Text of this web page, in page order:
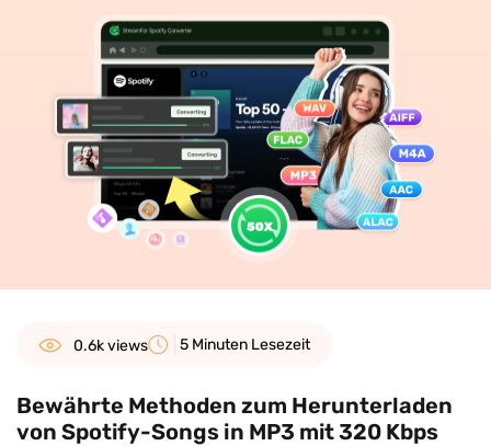
0.6k views 5 Minuten Lesezeit
Bewährte Methoden zum Herunterladen
von Spotify-Songs in MP3 mit 320 Kbps